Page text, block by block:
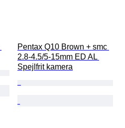
Pentax Q10 Brown + smc
2.8-4.5/5-15mm ED AL
Spejlfrit kamera